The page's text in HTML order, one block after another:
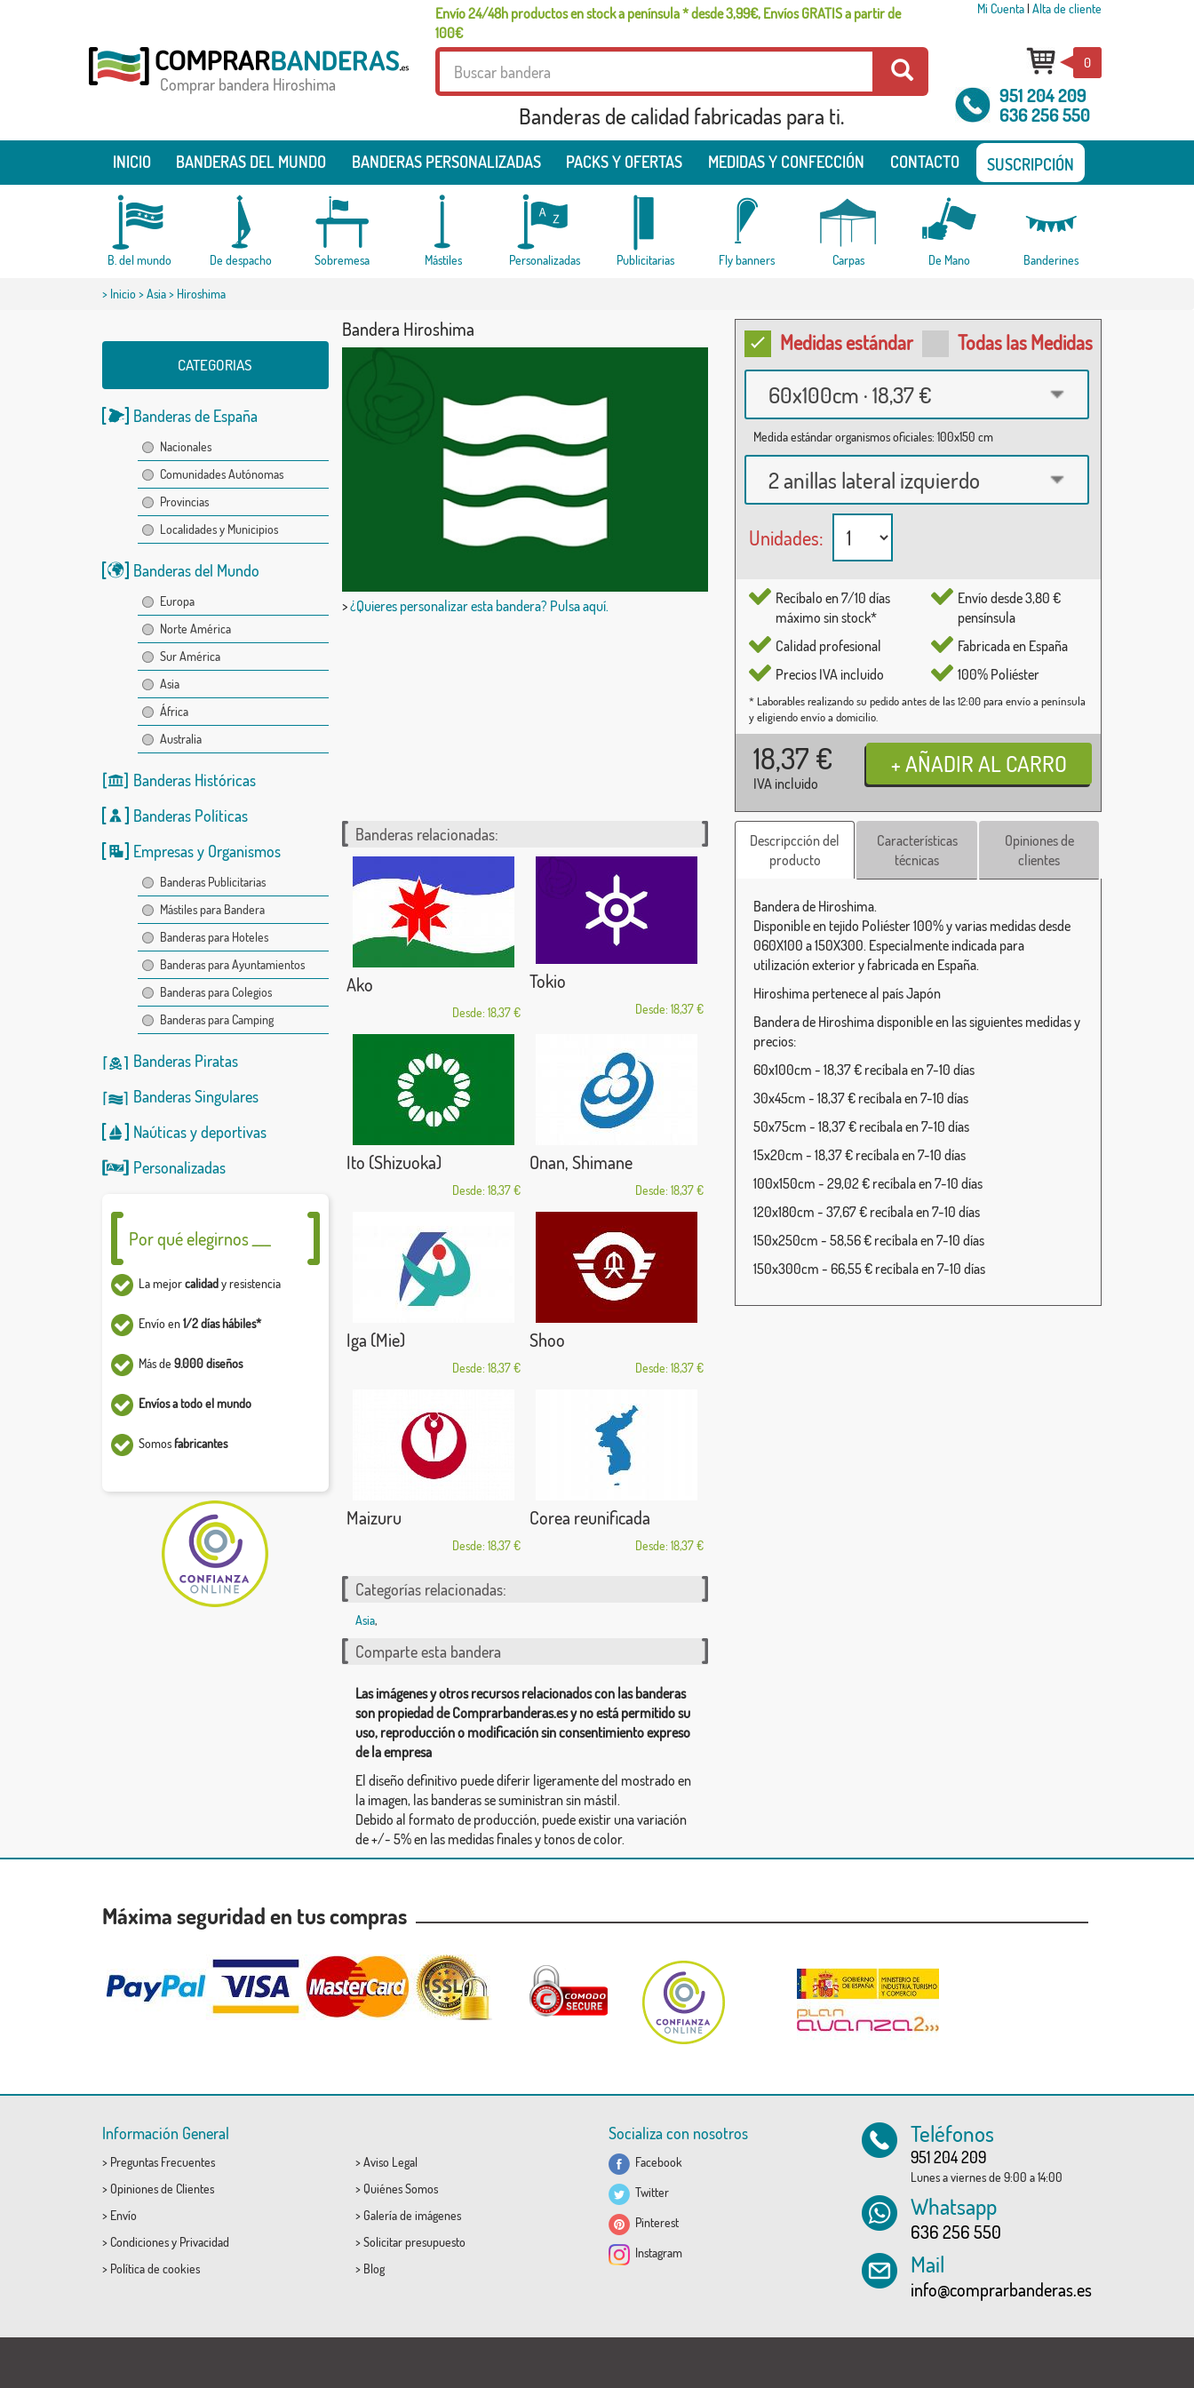
Envío 24/48h productos en stock a península * desde 3,99€, Envíos GRATIS a partir de
100€
Mi Cuenta| Alta de cliente
Comprar bandera Hiroshima
Banderas de calidad fabricadas para ti.
0
951 204 209
636 256 550
INICIO BANDERAS DEL MUNDO BANDERAS PERSONALIZADAS PACKS Y OFERTAS MEDIDAS Y CONFECCIÓN CONTACTO SUSCRIPCIÓN
B. del mundo De despacho Sobremesa Mástiles Personalizadas Publicitarias Fly banners Carpas De Mano Banderines
> Inicio>Asia> Hiroshima
CATEGORIAS
Banderas de España
Nacionales
Comunidades Autónomas
Provincias
Localidades y Municipios
Banderas del Mundo
Europa
Norte América
Sur América
Asia
África
Australia
Banderas Históricas
Banderas Políticas
Empresas y Organismos
Banderas Publicitarias
Mástiles para Bandera
Banderas para Hoteles
Banderas para Ayuntamientos
Banderas para Colegios
Banderas para Camping
Banderas Piratas
Banderas Singulares
Naúticasydeportivas
Personalizadas
Por qué elegirnos ___
La mejorcalidady resistencia
Envío en1/2 días hábiles*
Más de 9.000 diseños
Envíos a todo el mundo
Somosfabricantes
Bandera Hiroshima
>¿Quieres personalizar esta bandera? Pulsa aquí.
Medidas estándar Todas las Medidas
60x100cm · 18,37 €
Medida estándar organismos oficiales: 100x150 cm
2 anillas lateral izquierdo
Unidades:
Recíbalo en 7/10 días
máximo sin stock*
Calidad profesional
Precios IVA incluido
Envío desde 3,80 €
pensínsula
Fabricada en España
100% Poliéster
* Laborables realizando su pedido antes de las 12:00 para envío a península
y eligiendo envío a domicilio.
18,37 €
IVA incluido
Banderas relacionadas:
Ako
Desde: 18,37 €
Tokio
Desde: 18,37 €
Ito (Shizuoka)
Desde: 18,37 €
Onan, Shimane
Desde: 18,37 €
Iga (Mie)
Desde: 18,37 €
Shoo
Desde: 18,37 €
Maizuru
Desde: 18,37 €
Corea reunificada
Desde: 18,37 €
Categorías relacionadas:
Asia,
Comparte esta bandera
Las imágenes y otros recursos relacionados con las banderas
son propiedad de Comprarbanderas.es y no está permitido su
uso, reproducción o modificación sin consentimiento expreso
de la empresa
El diseño definitivo puede diferir ligeramente del mostrado en
la imagen, las banderas se suministran sin mástil.
Debido al formato de producción, puede existir una variación
de +/- 5% en las medidas finales y tonos de color.
Descripcción del
producto
Características
técnicas
Opiniones de
clientes
Bandera de Hiroshima.
Disponible en tejido Poliéster 100% y varias medidas desde
060X100 a 150X300. Especialmente indicada para
utilización exterior y fabricada en España.
Hiroshima pertenece al país Japón
Bandera de Hiroshima disponible en las siguientes medidas y
precios:
60x100cm - 18,37 € recíbala en 7-10 días
30x45cm - 18,37 € recíbala en 7-10 días
50x75cm - 18,37 € recíbala en 7-10 días
15x20cm - 18,37 € recíbala en 7-10 días
100x150cm - 29,02 € recíbala en 7-10 días
120x180cm - 37,67 € recíbala en 7-10 días
150x250cm - 58,56 € recíbala en 7-10 días
150x300cm - 66,55 € recíbala en 7-10 días
Máxima seguridad en tus compras
Información General
> Preguntas Frecuentes
> Opiniones de Clientes
> Envío
> Condicionesy Privacidad
> Política de cookies
> Aviso Legal
> Quiénes Somos
> Galería de imágenes
> Solicitar presupuesto
> Blog
Socializa con nosotros
Facebook
Twitter
Pinterest
Instagram
Teléfonos
951 204 209
Lunes a viernes de 9:00 a 14:00
Whatsapp
636 256 550
Mail
info@comprarbanderas.es